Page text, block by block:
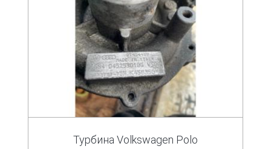
Турбина Volkswagen Polo